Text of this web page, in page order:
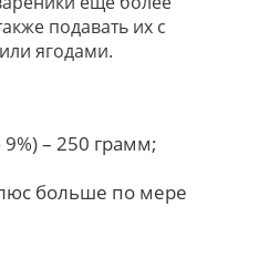
подавать их с
ягодами.
– 250 грамм;
больше по мере